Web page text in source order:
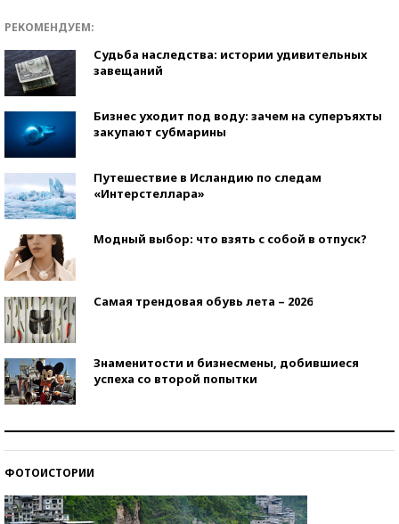
РЕКОМЕНДУЕМ:
Судьба наследства: истории удивительных
завещаний
Бизнес уходит под воду: зачем на суперъяхты
закупают субмарины
Путешествие в Исландию по следам
«Интерстеллара»
Модный выбор: что взять с собой в отпуск?
Самая трендовая обувь лета – 2026
Знаменитости и бизнесмены, добившиеся
успеха со второй попытки
ФОТОИСТОРИИ